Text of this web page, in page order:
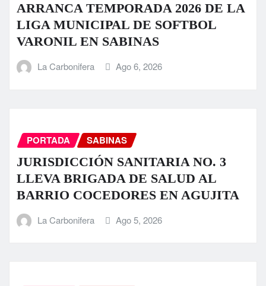
ARRANCA TEMPORADA 2026 DE LA
LIGA MUNICIPAL DE SOFTBOL
VARONIL EN SABINAS
La Carbonifera Ago 6, 2026
PORTADA SABINAS
JURISDICCIÓN SANITARIA NO. 3
LLEVA BRIGADA DE SALUD AL
BARRIO COCEDORES EN AGUJITA
La Carbonifera Ago 5, 2026